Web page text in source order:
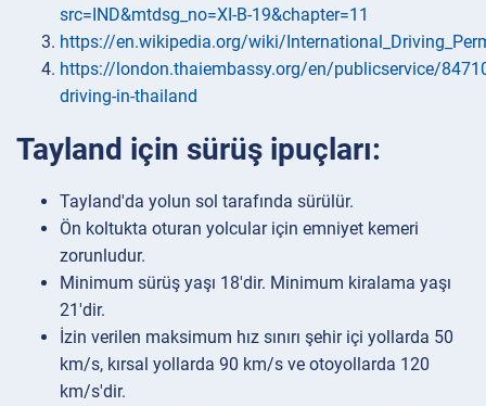
src=IND&mtdsg_no=XI-B-19&chapter=11
https://en.wikipedia.org/wiki/
https://london.thaiembassy.org/en/publicservice/
driving-in-thailand
Tayland için sürüş ipuçları:
Tayland'da yolun sol tarafında sürülür.
Ön koltukta oturan yolcular için emniyet kemeri
zorunludur.
Minimum sürüş yaşı 18'dir. Minimum kiralama yaşı
21'dir.
İzin verilen maksimum hız sınırı şehir içi yollarda 50
km/s, kırsal yollarda 90 km/s ve otoyollarda 120
km/s'dir.